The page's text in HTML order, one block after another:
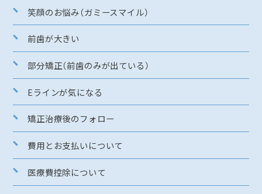
笑顔のお悩み（ガミースマイル）
前歯が大きい
部分矯正（前歯のみが出ている）
Eラインが気になる
矯正治療後のフォロー
費用とお支払いについて
医療費控除について